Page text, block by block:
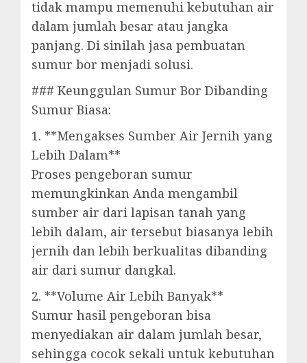
tidak mampu memenuhi kebutuhan air
dalam jumlah besar atau jangka
panjang. Di sinilah jasa pembuatan
sumur bor menjadi solusi.
### Keunggulan Sumur Bor Dibanding
Sumur Biasa:
1. **Mengakses Sumber Air Jernih yang
Lebih Dalam**
Proses pengeboran sumur
memungkinkan Anda mengambil
sumber air dari lapisan tanah yang
lebih dalam, air tersebut biasanya lebih
jernih dan lebih berkualitas dibanding
air dari sumur dangkal.
2. **Volume Air Lebih Banyak**
Sumur hasil pengeboran bisa
menyediakan air dalam jumlah besar,
sehingga cocok sekali untuk kebutuhan